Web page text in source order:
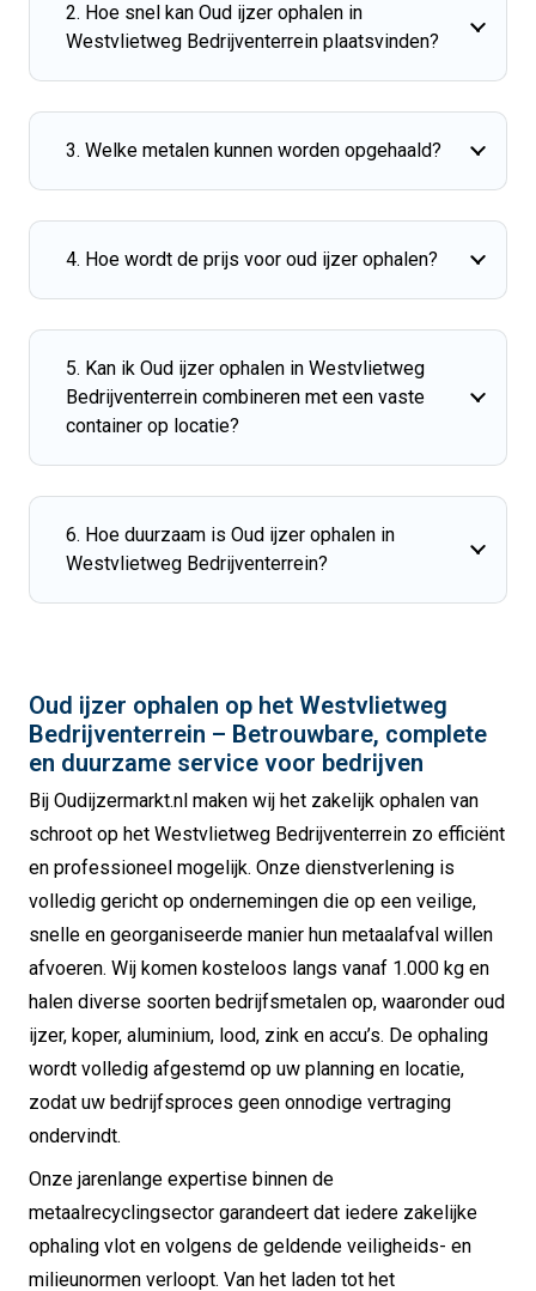
2. Hoe snel kan Oud ijzer ophalen in
Westvlietweg Bedrijventerrein plaatsvinden?
3. Welke metalen kunnen worden opgehaald?
4. Hoe wordt de prijs voor oud ijzer ophalen?
5. Kan ik Oud ijzer ophalen in Westvlietweg
Bedrijventerrein combineren met een vaste
container op locatie?
6. Hoe duurzaam is Oud ijzer ophalen in
Westvlietweg Bedrijventerrein?
Oud ijzer ophalen op het Westvlietweg
Bedrijventerrein – Betrouwbare, complete
en duurzame service voor bedrijven
Bij Oudijzermarkt.nl maken wij het zakelijk ophalen van
schroot op het Westvlietweg Bedrijventerrein zo efficiënt
en professioneel mogelijk. Onze dienstverlening is
volledig gericht op ondernemingen die op een veilige,
snelle en georganiseerde manier hun metaalafval willen
afvoeren. Wij komen kosteloos langs vanaf 1.000 kg en
halen diverse soorten bedrijfsmetalen op, waaronder oud
ijzer, koper, aluminium, lood, zink en accu’s. De ophaling
wordt volledig afgestemd op uw planning en locatie,
zodat uw bedrijfsproces geen onnodige vertraging
ondervindt.
Onze jarenlange expertise binnen de
metaalrecyclingsector garandeert dat iedere zakelijke
ophaling vlot en volgens de geldende veiligheids- en
milieunormen verloopt. Van het laden tot het